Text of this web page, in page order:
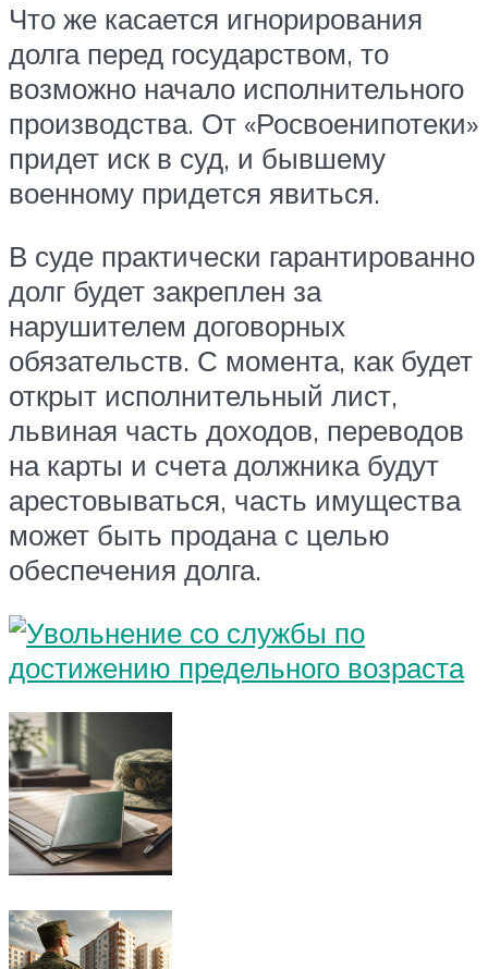
Что же касается игнорирования
долга перед государством, то
возможно начало исполнительного
производства. От «Росвоенипотеки»
придет иск в суд, и бывшему
военному придется явиться.
В суде практически гарантированно
долг будет закреплен за
нарушителем договорных
обязательств. С момента, как будет
открыт исполнительный лист,
львиная часть доходов, переводов
на карты и счета должника будут
арестовываться, часть имущества
может быть продана с целью
обеспечения долга.